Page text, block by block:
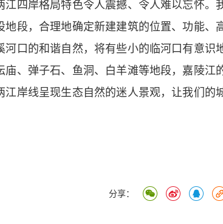
四岸格局特色令人震撼、令人难以忘怀。
段，合理地确定新建建筑的位置、功能、
口的和谐自然，将有些小的临河口有意识
、弹子石、鱼洞、白羊滩等地段，嘉陵江
岸线呈现生态自然的迷人景观，让我们的
分享：